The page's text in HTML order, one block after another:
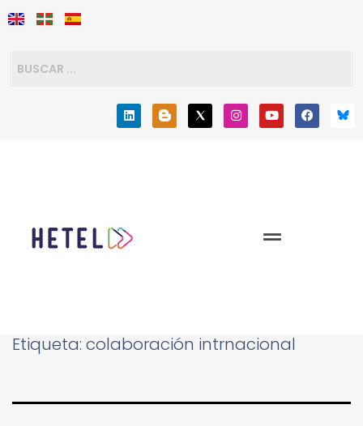
Etiqueta: colaboración intrnacional